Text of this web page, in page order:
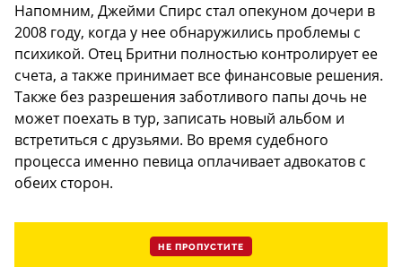
Напомним, Джейми Спирс стал опекуном дочери в
2008 году, когда у нее обнаружились проблемы с
психикой. Отец Бритни полностью контролирует ее
счета, а также принимает все финансовые решения.
Также без разрешения заботливого папы дочь не
может поехать в тур, записать новый альбом и
встретиться с друзьями. Во время судебного
процесса именно певица оплачивает адвокатов с
обеих сторон.
НЕ ПРОПУСТИТЕ